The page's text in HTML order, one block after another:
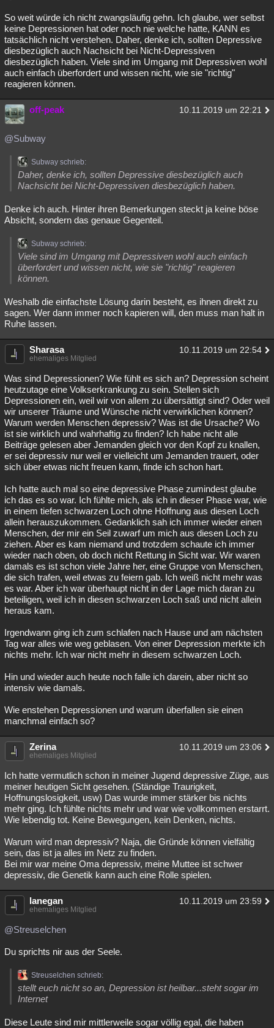
So weit würde ich nicht zwangsläufig gehn. Ich glaube, wer selbst
keine Depressionen hat oder noch nie welche hatte, KANN es
tatsächlich nicht verstehen. Daher, denke ich, sollten Depressive
diesbezüglich auch Nachsicht bei Nicht-Depressiven
diesbezüglich haben. Viele sind im Umgang mit Depressiven wohl
auch einfach überfordert und wissen nicht, wie sie "richtig"
reagieren können.
off-peak 10.11.2019 um 22:21
@Subway
Subway schrieb:
Daher, denke ich, sollten Depressive diesbezüglich auch
Nachsicht bei Nicht-Depressiven diesbezüglich haben.
Denke ich auch. Hinter ihren Bemerkungen steckt ja keine böse
Absicht, sondern das genaue Gegenteil.
Subway schrieb:
Viele sind im Umgang mit Depressiven wohl auch einfach
überfordert und wissen nicht, wie sie "richtig" reagieren
können.
Weshalb die einfachste Lösung darin besteht, es ihnen direkt zu
sagen. Wer dann immer noch kapieren will, den muss man halt in
Ruhe lassen.
Sharasa 10.11.2019 um 22:54
ehemaliges Mitglied
Was sind Depressionen? Wie fühlt es sich an? Depression scheint
heutzutage eine Volkserkrankung zu sein. Stellen sich
Depressionen ein, weil wir von allem zu übersättigt sind? Oder weil
wir unserer Träume und Wünsche nicht verwirklichen können?
Warum werden Menschen depressiv? Was ist die Ursache? Wo
ist sie wirklich und wahrhaftig zu finden? Ich habe nicht alle
Beiträge gelesen aber Jemanden gleich vor den Kopf zu knallen,
er sei depressiv nur weil er vielleicht um Jemanden trauert, oder
sich über etwas nicht freuen kann, finde ich schon hart.
Ich hatte auch mal so eine depressive Phase zumindest glaube
ich das es so war. Ich fühlte mich, als ich in dieser Phase war, wie
in einem tiefen schwarzen Loch ohne Hoffnung aus diesen Loch
allein herauszukommen. Gedanklich sah ich immer wieder einen
Menschen, der mir ein Seil zuwarf um mich aus diesen Loch zu
ziehen. Aber es kam niemand und trotzdem schaute ich immer
wieder nach oben, ob doch nicht Rettung in Sicht war. Wir waren
damals es ist schon viele Jahre her, eine Gruppe von Menschen,
die sich trafen, weil etwas zu feiern gab. Ich weiß nicht mehr was
es war. Aber ich war überhaupt nicht in der Lage mich daran zu
beteiligen, weil ich in diesen schwarzen Loch saß und nicht allein
heraus kam.
Irgendwann ging ich zum schlafen nach Hause und am nächsten
Tag war alles wie weg geblasen. Von einer Depression merkte ich
nichts mehr. Ich war nicht mehr in diesem schwarzen Loch.
Hin und wieder auch heute noch falle ich darein, aber nicht so
intensiv wie damals.
Wie enstehen Depressionen und warum überfallen sie einen
manchmal einfach so?
Zerina 10.11.2019 um 23:06
ehemaliges Mitglied
Ich hatte vermutlich schon in meiner Jugend depressive Züge, aus
meiner heutigen Sicht gesehen. (Ständige Traurigkeit,
Hoffnungslosigkeit, usw) Das wurde immer stärker bis nichts
mehr ging. Ich fühlte nichts mehr und war wie vollkommen erstarrt.
Wie lebendig tot. Keine Bewegungen, kein Denken, nichts.
Warum wird man depressiv? Naja, die Gründe können vielfältig
sein, das ist ja alles im Netz zu finden.
Bei mir war meine Oma depressiv, meine Muttee ist schwer
depressiv, die Genetik kann auch eine Rolle spielen.
lanegan 10.11.2019 um 23:59
ehemaliges Mitglied
@Streuselchen
Du sprichts nir aus der Seele.
Streuselchen schrieb:
stellt euch nicht so an, Depression ist heilbar...steht sogar im
Internet
Diese Leute sind mir mittlerweile sogar völlig egal, die haben